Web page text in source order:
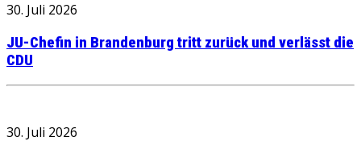
30. Juli 2026
JU-Chefin in Brandenburg tritt zurück und verlässt die
CDU
30. Juli 2026